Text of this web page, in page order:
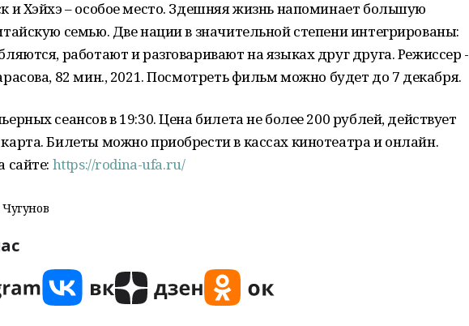
и Хэйхэ – особое место. Здешняя жизнь напоминает большую
семью. Две нации в значительной степени интегрированы:
работают и разговаривают на языках друг друга. Режиссер -
82 мин., 2021. Посмотреть фильм можно будет до 7 декабря.
сеансов в 19:30. Цена билета не более 200 рублей, действует
Билеты можно приобрести в кассах кинотеатра и онлайн.
сайте: https://rodina-ufa.ru/